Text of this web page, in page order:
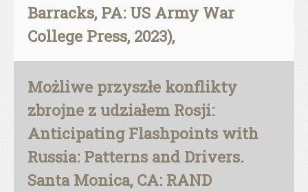
Barracks, PA: US Army War
College Press, 2023),
Możliwe przyszłe konflikty
zbrojne z udziałem Rosji:
Anticipating Flashpoints with
Russia: Patterns and Drivers.
Santa Monica, CA: RAND